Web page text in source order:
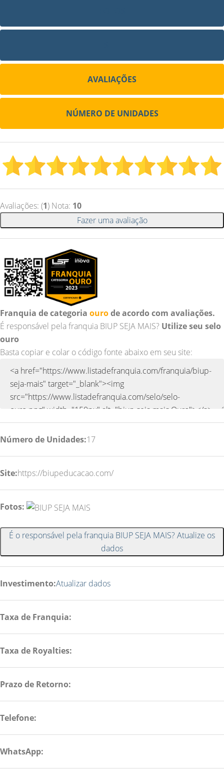
AVALIAÇÕES
NÚMERO DE UNIDADES
Avaliações: (1) Nota: 10
Fazer uma avaliação
Franquia de categoria ourode acordo com avaliações.
É responsável pela franquia BIUP SEJA MAIS? Utilize seu selo
ouro
Basta copiar e colar o código fonte abaixo em seu site:
Número de Unidades:17
Site:https://biupeducacao.com/
Fotos:
É o responsável pela franquia BIUP SEJA MAIS? Atualize os
dados
Investimento:Atualizar dados
Taxa de Franquia:
Taxa de Royalties:
Prazo de Retorno:
Telefone:
WhatsApp: